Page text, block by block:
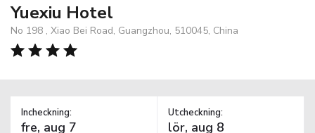
Yuexiu Hotel
No 198 , Xiao Bei Road, Guangzhou, 510045, China
Incheckning: Utcheckning: